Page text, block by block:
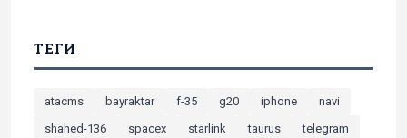
ТЕГИ
atacms bayraktar f-35 g20 iphone
navi
shahed-136
spacex starlink taurus
telegram